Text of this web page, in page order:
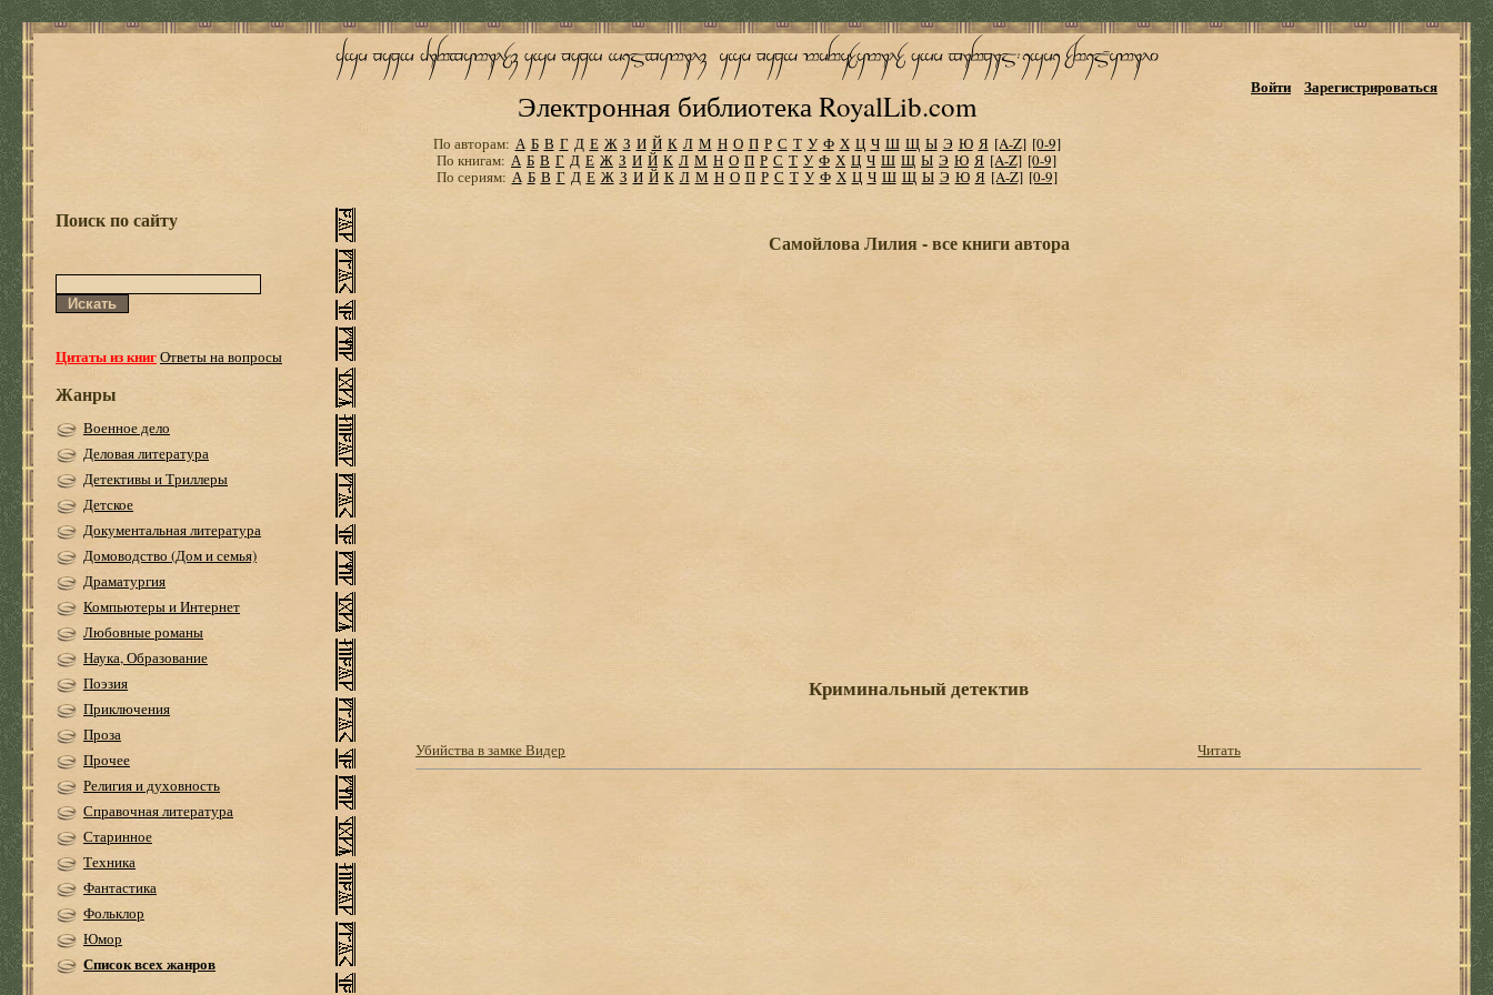
Электронная библиотека RoyalLib.com
Войти Зарегистрироваться
По авторам: А Б В Г Д Е Ж З И Й К Л М Н О П Р С Т У Ф Х Ц Ч Ш Щ Ы Э Ю Я [A-Z] [0-9]
По книгам: А Б В Г Д Е Ж З И Й К Л М Н О П Р С Т У Ф Х Ц Ч Ш Щ Ы Э Ю Я [A-Z] [0-9]
По сериям: А Б В Г Д Е Ж З И Й К Л М Н О П Р С Т У Ф Х Ц Ч Ш Щ Ы Э Ю Я [A-Z] [0-9]
Поиск по сайту
Цитаты из книгОтветы на вопросы
Жанры
Военное дело
Деловая литература
Детективы и Триллеры
Детское
Документальная литература
Домоводство (Дом и семья)
Драматургия
Компьютеры и Интернет
Любовные романы
Наука, Образование
Поэзия
Приключения
Проза
Прочее
Религия и духовность
Справочная литература
Старинное
Техника
Фантастика
Фольклор
Юмор
Список всех жанров
Самойлова Лилия - все книги автора
Криминальный детектив
Убийства в замке Видер Читать